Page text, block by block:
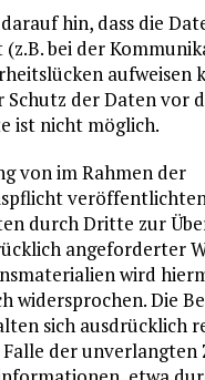
hin, dass die
bei der
aufweisen
Schutz der Daten vor
ist nicht möglich.
von im Rahmen der
durch Dritte zur
angeforderter
wird
widersprochen. Die
sich ausdrücklich
der unverlangten